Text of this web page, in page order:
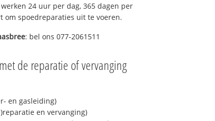
24 uur per dag, 365 dagen per
spoedreparaties uit te voeren.
: bel ons 077-2061511
de reparatie of vervanging
en gasleiding)
en vervanging)